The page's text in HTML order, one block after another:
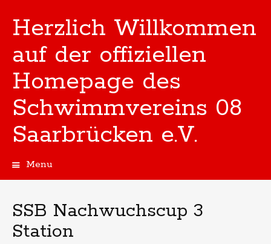
Herzlich Willkommen
auf der offiziellen
Homepage des
Schwimmvereins 08
Saarbrücken e.V.
Menu
SSB Nachwuchscup 3
Station